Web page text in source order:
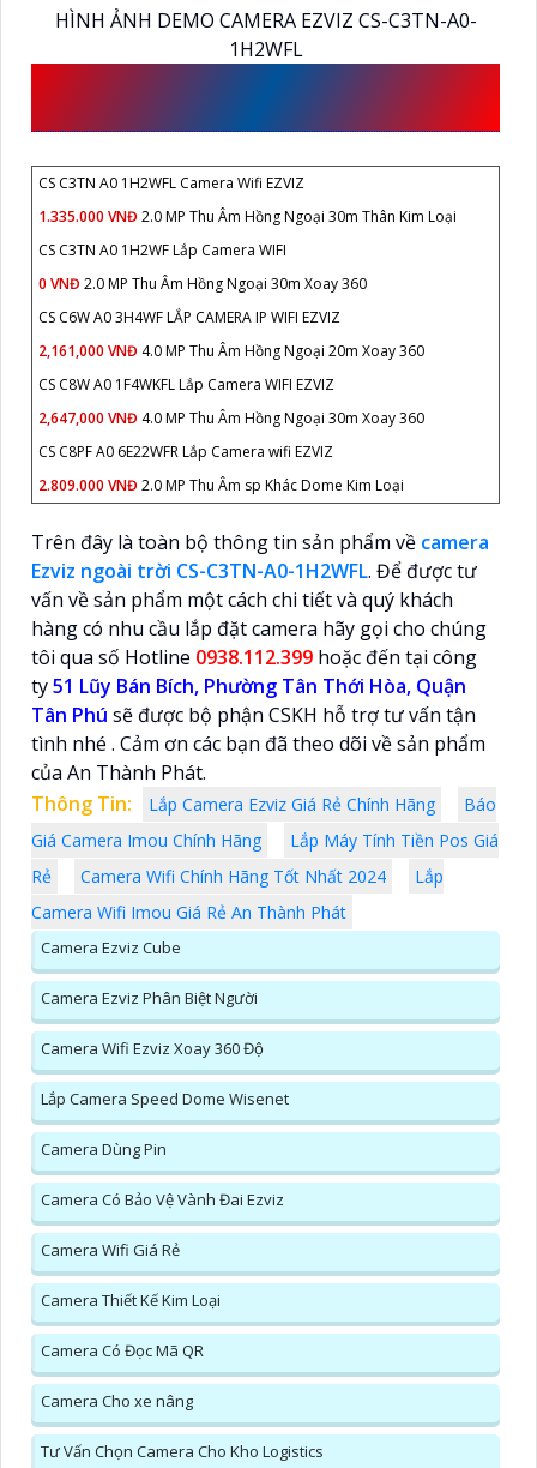
HÌNH ẢNH DEMO CAMERA EZVIZ CS-C3TN-A0-
1H2WFL
CS C3TN A0 1H2WFL Camera Wifi EZVIZ
1.335.000 VNĐ 2.0 MP Thu Âm Hồng Ngoại 30m Thân Kim Loại
CS C3TN A0 1H2WF Lắp Camera WIFI
0 VNĐ 2.0 MP Thu Âm Hồng Ngoại 30m Xoay 360
CS C6W A0 3H4WF LẮP CAMERA IP WIFI EZVIZ
2,161,000 VNĐ 4.0 MP Thu Âm Hồng Ngoại 20m Xoay 360
CS C8W A0 1F4WKFL Lắp Camera WIFI EZVIZ
2,647,000 VNĐ 4.0 MP Thu Âm Hồng Ngoại 30m Xoay 360
CS C8PF A0 6E22WFR Lắp Camera wifi EZVIZ
2.809.000 VNĐ 2.0 MP Thu Âm sp Khác Dome Kim Loại
Trên đây là toàn bộ thông tin sản phẩm về camera
Ezviz ngoài trời CS-C3TN-A0-1H2WFL. Để được tư
vấn về sản phẩm một cách chi tiết và quý khách
hàng có nhu cầu lắp đặt camera hãy gọi cho chúng
tôi qua số Hotline 0938.112.399 hoặc đến tại công
ty51 Lũy Bán Bích, Phường Tân Thới Hòa, Quận
Tân Phú sẽ được bộ phận CSKH hỗ trợ tư vấn tận
tình nhé . Cảm ơn các bạn đã theo dõi về sản phẩm
của An Thành Phát.
Thông Tin:
Lắp Camera Ezviz Giá Rẻ Chính Hãng
Báo
Giá Camera Imou Chính Hãng
Lắp Máy Tính Tiền Pos Giá
Rẻ
Camera Wifi Chính Hãng Tốt Nhất 2024
Lắp
Camera Wifi Imou Giá Rẻ An Thành Phát
Camera Ezviz Cube
Camera Ezviz Phân Biệt Người
Camera Wifi Ezviz Xoay 360 Độ
Lắp Camera Speed Dome Wisenet
Camera Dùng Pin
Camera Có Bảo Vệ Vành Đai Ezviz
Camera Wifi Giá Rẻ
Camera Thiết Kế Kim Loại
Camera Có Đọc Mã QR
Camera Cho xe nâng
Tư Vấn Chọn Camera Cho Kho Logistics